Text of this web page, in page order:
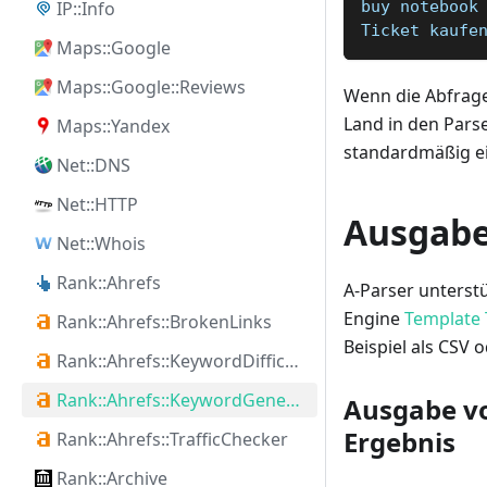
IP::Info
Maps::Google
Maps::Google::Reviews
Maps::Yandex
Net::DNS
Net::HTTP
Net::Whois
Rank::Ahrefs
Rank::Ahrefs::BrokenLinks
Rank::Ahrefs::KeywordDifficulty
Rank::Ahrefs::KeywordGenerator
Rank::Ahrefs::TrafficChecker
Rank::Archive
buy notebook
Ticket kaufen
Wenn die
Land in den
standardmäßig
A-Parser
EngineTemplate
Beispiel als CSV
Ausgabe
Ergebnis